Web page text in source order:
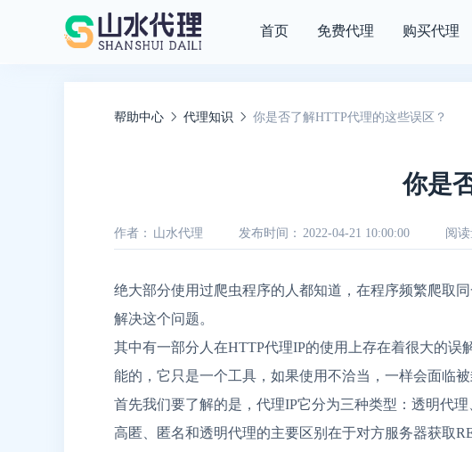
首页 免费代理 购买代理
帮助中心 代理知识 你是否了解HTTP代理的这些误区？
你是
作者： 山水代理 发布时间： 2022-04-21 10:00:00 阅读
绝大部分使用过爬虫程序的人都知道，在程序频繁爬取
解决这个问题。
其中有一部分人在HTTP代理IP的使用上存在着很大的
能的，它只是一个工具，如果使用不洽当，一样会面临被
首先我们要了解的是，代理IP它分为三种类型：透明代理
高匿、匿名和透明代理的主要区别在于对方服务器获取